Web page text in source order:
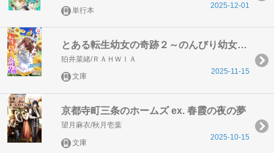
単行本
2025-12-01
とある転生幼女の奇跡２～のんびり幼女はその伝説を目撃する～
狛井菜緒/ＲＡＨＷＩＡ
文庫
2025-11-15
京都寺町三条のホームズ ex. 春霞の夜の夢
望月麻衣/秋月壱葉
文庫
2025-10-15